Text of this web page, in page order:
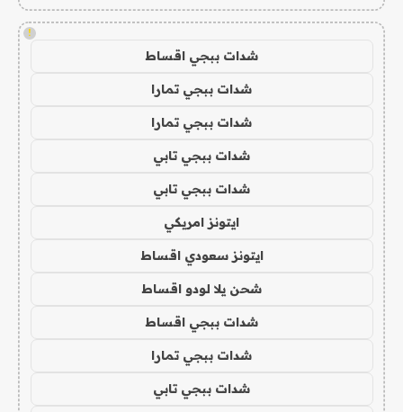
!
شدات ببجي اقساط
شدات ببجي تمارا
شدات ببجي تمارا
شدات ببجي تابي
شدات ببجي تابي
ايتونز امريكي
ايتونز سعودي اقساط
شحن يلا لودو اقساط
شدات ببجي اقساط
شدات ببجي تمارا
شدات ببجي تابي